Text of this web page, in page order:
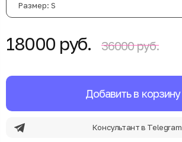
Размер: S
18000 руб. 36000 руб.
Добавить в корзину
Консультант в Telegram